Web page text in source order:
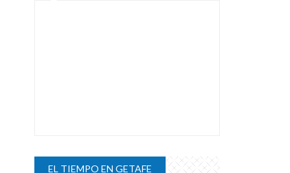
EL TIEMPO EN GETAFE